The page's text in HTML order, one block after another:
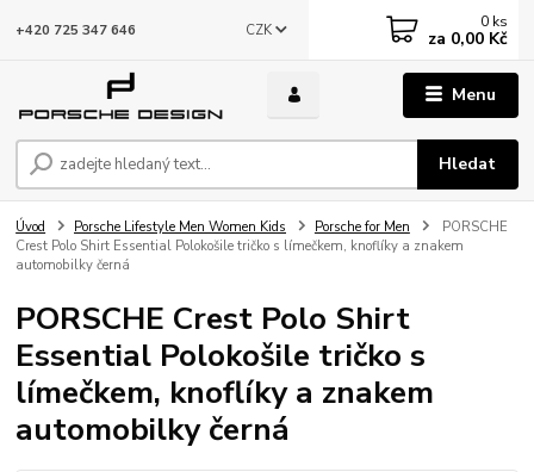
Menu
CZK
Hledat
+420 725 347 646 0 ks
za 0,00 Kč
Úvod Porsche Lifestyle Men Women Kids Porsche for Men
PORSCHE
Crest Polo Shirt Essential Polokošile tričko s límečkem, knoflíky a znakem
automobilky černá
PORSCHE Crest Polo Shirt
Essential Polokošile tričko s
límečkem, knoflíky a znakem
automobilky černá